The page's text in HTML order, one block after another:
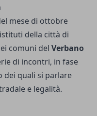
mese di ottobre
della città di
comuni del Verbano
di incontri, in fase
dei quali si parlare
e legalità.